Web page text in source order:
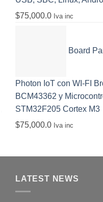
$75,000.0 Iva inc
Board
Photon IoT con WI-FI
BCM43362 y
STM32F205 Cortex M3
$75,000.0 Iva inc
LATEST NEWS